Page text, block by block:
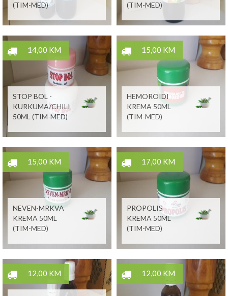
(TIM-MED)
(TIM-MED)
14,00 KM
STOP BOL -
KURKUMA/CHILI
50ML (TIM-MED)
15,00 KM
HEMOROIDI
KREMA 50ML
(TIM-MED)
15,00 KM
NEVEN-MRKVA
KREMA 50ML
(TIM-MED)
17,00 KM
PROPOLIS
KREMA 50ML
(TIM-MED)
12,00 KM 12,00 KM